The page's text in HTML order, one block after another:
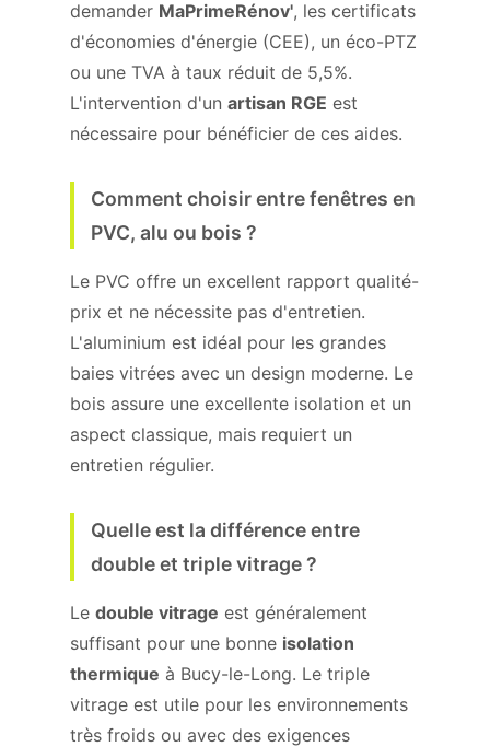
demander MaPrimeRénov', les certificats
d'économies d'énergie (CEE), un éco-PTZ
ou une TVA à taux réduit de 5,5%.
L'intervention d'un artisan RGE est
nécessaire pour bénéficier de ces aides.
Comment choisir entre fenêtres en
PVC, alu ou bois ?
Le PVC offre un excellent rapport qualité-
prix et ne nécessite pas d'entretien.
L'aluminium est idéal pour les grandes
baies vitrées avec un design moderne. Le
bois assure une excellente isolation et un
aspect classique, mais requiert un
entretien régulier.
Quelle est la différence entre
double et triple vitrage ?
Le double vitrage est généralement
suffisant pour une bonne isolation
thermique à Bucy-le-Long. Le triple
vitrage est utile pour les environnements
très froids ou avec des exigences